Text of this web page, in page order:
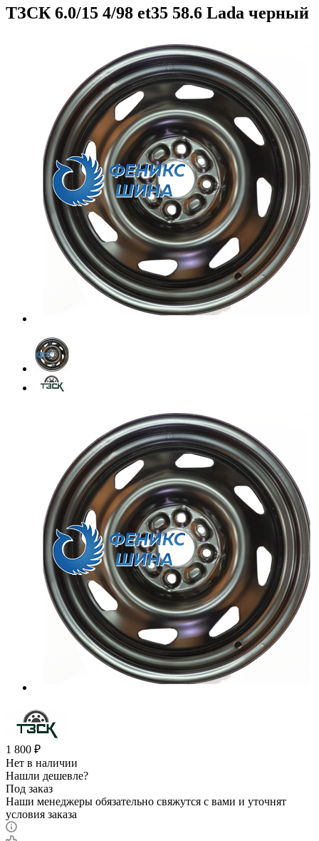
ТЗСК 6.0/15 4/98 et35 58.6 Lada черный
1 800 ₽
Нет в наличии
Нашли дешевле?
Под заказ
Наши менеджеры обязательно свяжутся с вами и уточнят
условия заказа